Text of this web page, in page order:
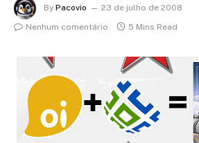
By Pacovio
23 de julho de 2008
Nenhum comentário
5 Mins Read